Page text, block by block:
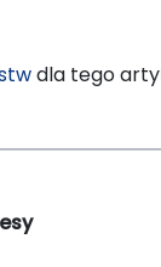
dla tego